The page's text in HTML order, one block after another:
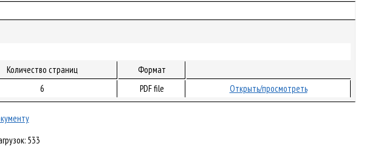
Количество страниц
Формат
6 PDF file Открыть/просмотреть
533